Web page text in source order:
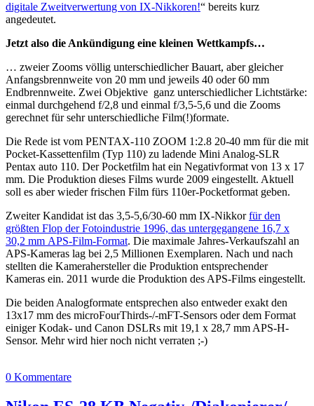
digitale Zweitverwertung von IX-Nikkoren!“ bereits kurz
angedeutet.
Jetzt also die Ankündigung eine kleinen Wettkampfs…
… zweier Zooms völlig unterschiedlicher Bauart, aber gleicher
Anfangsbrennweite von 20 mm und jeweils 40 oder 60 mm
Endbrennweite. Zwei Objektive ganz unterschiedlicher Lichtstärke:
einmal durchgehend f/2,8 und einmal f/3,5-5,6 und die Zooms
gerechnet für sehr unterschiedliche Film(!)formate.
Die Rede ist vom PENTAX-110 ZOOM 1:2.8 20-40 mm für die mit
Pocket-Kassettenfilm (Typ 110) zu ladende Mini Analog-SLR
Pentax auto 110. Der Pocketfilm hat ein Negativformat von 13 x 17
mm. Die Produktion dieses Films wurde 2009 eingestellt. Aktuell
soll es aber wieder frischen Film fürs 110er-Pocketformat geben.
Zweiter Kandidat ist das 3,5-5,6/30-60 mm IX-Nikkorfür den
größten Flop der Fotoindustrie 1996, das untergegangene 16,7 x
30,2 mm APS-Film-Format. Die maximale Jahres-Verkaufszahl an
APS-Kameras lag bei 2,5 Millionen Exemplaren. Nach und nach
stellten die Kamerahersteller die Produktion entsprechender
Kameras ein. 2011 wurde die Produktion des APS-Films eingestellt.
Die beiden Analogformate entsprechen also entweder exakt den
13x17 mm des microFourThirds-/-mFT-Sensors oder dem Format
einiger Kodak- und Canon DSLRs mit 19,1 x 28,7 mm APS-H-
Sensor. Mehr wird hier noch nicht verraten ;-)
0 Kommentare